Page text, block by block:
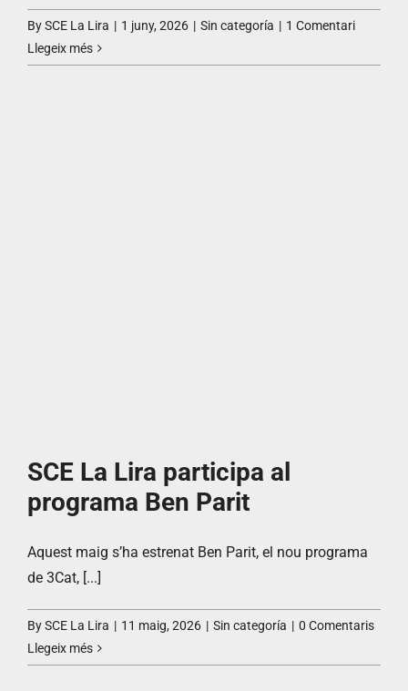
BySCE La Lira | 1 juny, 2026 | Sin categoría | 1 Comentari
Llegeix més
SCE La Lira participa al
programa Ben Parit
Aquest maig s’ha estrenat Ben Parit, el nou programa
de 3Cat, [...]
BySCE La Lira | 11 maig, 2026 | Sin categoría | 0 Comentaris
Llegeix més